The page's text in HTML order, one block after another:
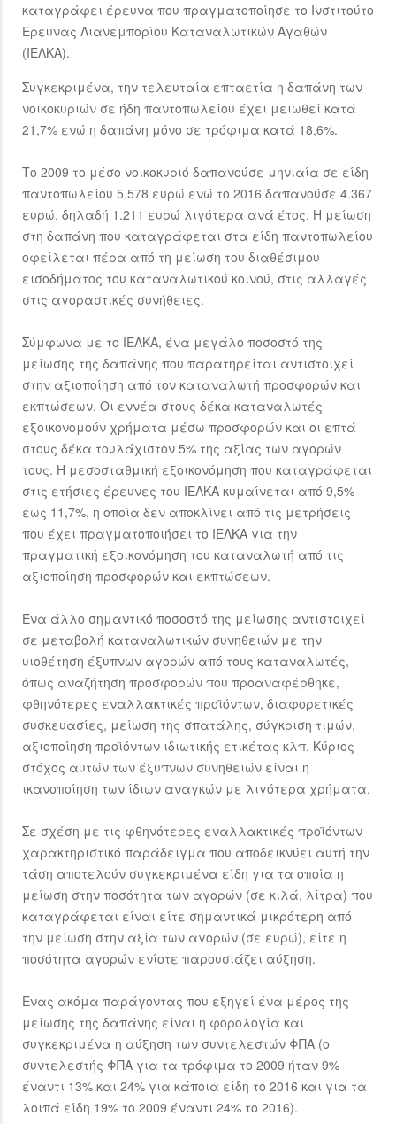
καταγράφει έρευνα που πραγματοποίησε το Ινστιτούτο
Έρευνας Λιανεμπορίου Καταναλωτικών Αγαθών
(ΙΕΛΚΑ).
Συγκεκριμένα, την τελευταία επταετία η δαπάνη των
νοικοκυριών σε ήδη παντοπωλείου έχει μειωθεί κατά
21,7% ενώ η δαπάνη μόνο σε τρόφιμα κατά 18,6%.
Το 2009 το μέσο νοικοκυριό δαπανούσε μηνιαία σε είδη
παντοπωλείου 5.578 ευρώ ενώ το 2016 δαπανούσε 4.367
ευρώ, δηλαδή 1.211 ευρώ λιγότερα ανά έτος. Η μείωση
στη δαπάνη που καταγράφεται στα είδη παντοπωλείου
οφείλεται πέρα από τη μείωση του διαθέσιμου
εισοδήματος του καταναλωτικού κοινού, στις αλλαγές
στις αγοραστικές συνήθειες.
Σύμφωνα με το ΙΕΛΚΑ, ένα μεγάλο ποσοστό της
μείωσης της δαπάνης που παρατηρείται αντιστοιχεί
στην αξιοποίηση από τον καταναλωτή προσφορών και
εκπτώσεων. Οι εννέα στους δέκα καταναλωτές
εξοικονομούν χρήματα μέσω προσφορών και οι επτά
στους δέκα τουλάχιστον 5% της αξίας των αγορών
τους. Η μεσοσταθμική εξοικονόμηση που καταγράφεται
στις ετήσιες έρευνες του ΙΕΛΚΑ κυμαίνεται από 9,5%
έως 11,7%, η οποία δεν αποκλίνει από τις μετρήσεις
που έχει πραγματοποιήσει το ΙΕΛΚΑ για την
πραγματική εξοικονόμηση του καταναλωτή από τις
αξιοποίηση προσφορών και εκπτώσεων.
Ένα άλλο σημαντικό ποσοστό της μείωσης αντιστοιχεί
σε μεταβολή καταναλωτικών συνηθειών με την
υιοθέτηση έξυπνων αγορών από τους καταναλωτές,
όπως αναζήτηση προσφορών που προαναφέρθηκε,
φθηνότερες εναλλακτικές προϊόντων, διαφορετικές
συσκευασίες, μείωση της σπατάλης, σύγκριση τιμών,
αξιοποίηση προϊόντων ιδιωτικής ετικέτας κλπ. Κύριος
στόχος αυτών των έξυπνων συνηθειών είναι η
ικανοποίηση των ίδιων αναγκών με λιγότερα χρήματα,
Σε σχέση με τις φθηνότερες εναλλακτικές προϊόντων
χαρακτηριστικό παράδειγμα που αποδεικνύει αυτή την
τάση αποτελούν συγκεκριμένα είδη για τα οποία η
μείωση στην ποσότητα των αγορών (σε κιλά, λίτρα) που
καταγράφεται είναι είτε σημαντικά μικρότερη από
την μείωση στην αξία των αγορών (σε ευρώ), είτε η
ποσότητα αγορών ενίοτε παρουσιάζει αύξηση.
Ένας ακόμα παράγοντας που εξηγεί ένα μέρος της
μείωσης της δαπάνης είναι η φορολογία και
συγκεκριμένα η αύξηση των συντελεστών ΦΠΑ (ο
συντελεστής ΦΠΑ για τα τρόφιμα το 2009 ήταν 9%
έναντι 13% και 24% για κάποια είδη το 2016 και για τα
λοιπά είδη 19% το 2009 έναντι 24% το 2016).